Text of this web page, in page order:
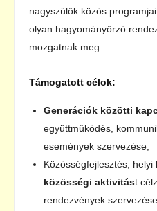
nagyszülők közös
olyan hagyományőrző
mozgatnak meg.
Támogatott célok:
Generációk közötti
együttműködés,
események szervezése;
Közösségfejlesztés, helyi
közösségi aktivitást
rendezvények